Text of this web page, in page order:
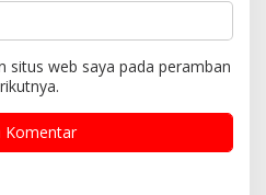
situs web saya pada peramban